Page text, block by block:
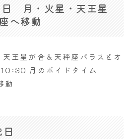
月・火星・天王星
へ移動
王星が合＆天秤座パラスとオ
月のボイドタイム
動